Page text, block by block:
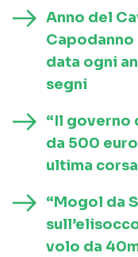
Anno del
Capodanno
data ogni
segni
“Il governo
da 500
ultima
“Mogol da
volo da